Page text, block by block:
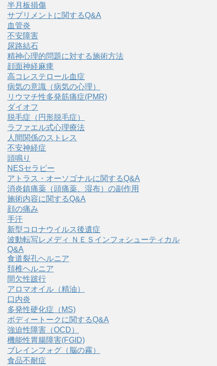
半月板損傷
サプリメントに関するQ&A
血管炎
不安障害
尿路結石
精神心理的問題に対する施術方法
顔面神経麻痺
高コレステロール血症
病気の意識（病気の心理）
リウマチ性多発筋痛症(PMR)
ダイオフ
脱毛症（円形脱毛症）
ラファエル式心理療法
人間関係のストレス
不安神経症
頭鳴り
NESセラピー
アトラス・オーソゴナルに関するQ&A
消炎鎮痛薬（頭痛薬、湿布）の副作用
施術内容に関するQ&A
顔の痛み
手汗
新型コロナウイルス後遺症
波動転写レメディ ＮＥＳインフォシューティカル
Q&A
食道裂孔ヘルニア
頚椎ヘルニア
間欠性跛行
アロマオイル（精油）
口内炎
多発性硬化症（MS)
ボディートークに関するQ&A
強迫性障害（OCD）
機能性胃腸障害(FGID)
ブレインフォグ（脳の霧）
食品不耐症